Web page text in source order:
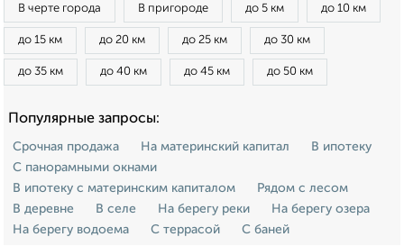
В черте города В пригороде до 5 км до 10 км
до 15 км до 20 км до 25 км до 30 км
до 35 км до 40 км до 45 км до 50 км
Популярные запросы:
Срочная продажа На материнский капитал
В ипотеку
С панорамными окнами
В ипотеку с материнским капиталом
Рядом с лесом
В деревне
В селе На берегу реки
На берегу озера
На берегу водоема
С террасой С баней